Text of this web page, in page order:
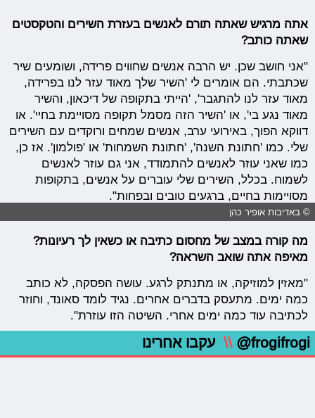
אתה מרגיש שאתה תורם לאנשים בעזרת השירים והטקסטים
שאתה כותב?
"אני חושב שכן. יש הרבה אנשים שחווים פרידה, ושומעים שיר
שכתבתי. הם אומרים לי 'השיר שלך מאוד עזר לנו בפרידה,
מאוד עזר לנו להתגבר', 'הייתי בתקופה של דיכאון, והשיר
מאוד נגע בי', או 'השיר הזה מסמל תקופה מסויימת בחיי'. או
דווקא הפוך, באירועי ערב, אנשים שמחים ורוקדים עם השירים
שלי. כמו 'חתונת השנה', 'חתונת השמחות' או 'פולמון'. אז כן,
כמו שאני עוזר לאנשים להתמודד, אני גם עוזר לאנשים
לשמוח. בכלל, השירים שלי עוברים על אנשים, בתקופות
מסויימות בחיים, ברגעים טובים ובפחות".
© באדיבות אופיר כהן
מה קורה במצב של מחסום כתיבה או כשאין לך רעיונות?
מאיפה אתה שואב השראה?
"מאזין למוזיקה, או מתנתק לרגע. עושה הפסקה, לא כותב
כמה ימים. מתעסק בדברים אחרים. נגיד לומד סאונד, וחוזר
לכתיבה עוד כמה ימים אחרי. השיטה הזו עוזרת".
@frogifrogi
\\ עקבו אחרינו